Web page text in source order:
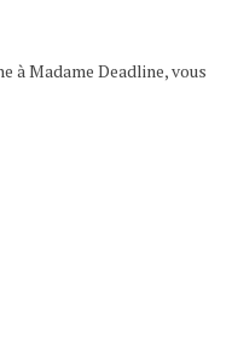
à Madame Deadline, vous